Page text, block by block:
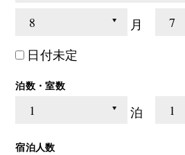
月
日付未定
泊数・室数
泊
宿泊人数